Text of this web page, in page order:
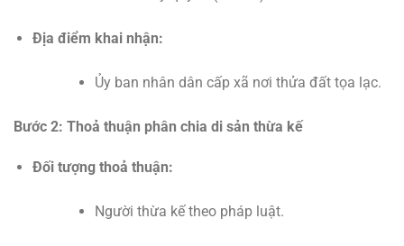
Địa điểm khai nhận:
Ủy ban nhân dân cấp xã nơi thửa đất tọa lạc.
Bước 2: Thoả thuận phân chia di sản thừa kế
Đối tượng thoả thuận:
Người thừa kế theo pháp luật.